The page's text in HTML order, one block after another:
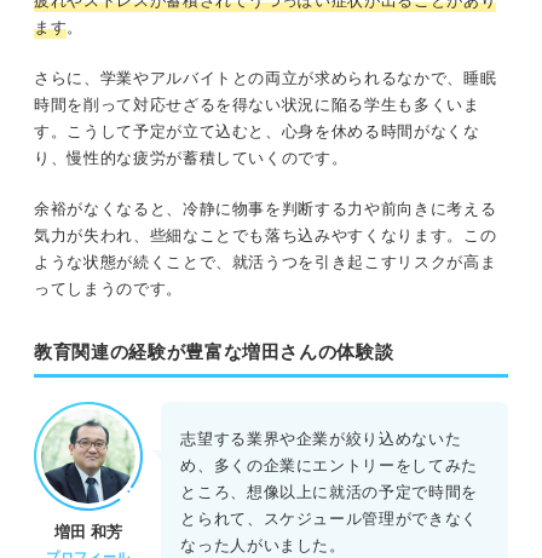
ます。
さらに、学業やアルバイトとの両立が求められるなかで、睡眠
時間を削って対応せざるを得ない状況に陥る学生も多くいま
す。こうして予定が立て込むと、心身を休める時間がなくな
り、慢性的な疲労が蓄積していくのです。
余裕がなくなると、冷静に物事を判断する力や前向きに考える
気力が失われ、些細なことでも落ち込みやすくなります。この
ような状態が続くことで、就活うつを引き起こすリスクが高ま
ってしまうのです。
教育関連の経験が豊富な増田さんの体験談
増田 和芳
志望する業界や企業が絞り込めないた
め、多くの企業にエントリーをしてみた
ところ、想像以上に就活の予定で時間を
とられて、スケジュール管理ができなく
なった人がいました。